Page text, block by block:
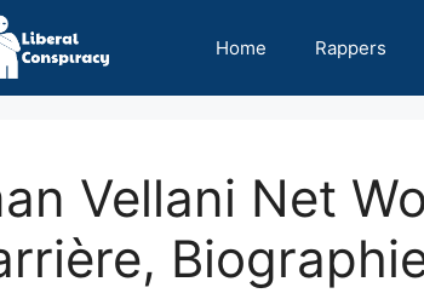
Home Rappers
Vellani Net